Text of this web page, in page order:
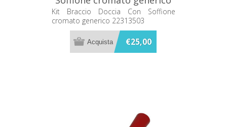
22313503
Kit Braccio Doccia Con Soffione
cromato generico 22313503
€25,00